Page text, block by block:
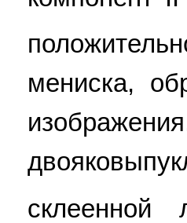
мениска,